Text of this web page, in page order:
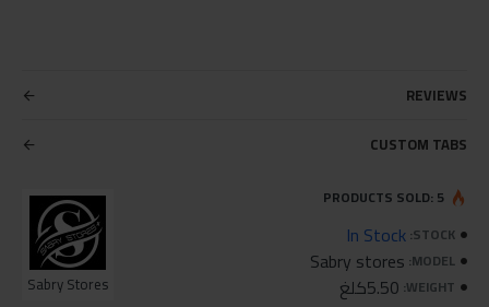
REVIEWS
CUSTOM TABS
STOCK:
In Stock
MODEL:
Sabry stores
WEIGHT: 5.50كلغ Sabry Stores
PRODUCTS SOLD: 5